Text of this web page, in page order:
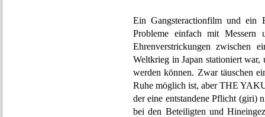
Ein Gangsteractionfilm und ein
Probleme einfach mit Messern
Ehrenverstrickungen zwischen
Weltkrieg in Japan stationiert war,
werden können. Zwar täuschen
Ruhe möglich ist, aber THE
der eine entstandene Pflicht (giri)
bei den Beteiligten und